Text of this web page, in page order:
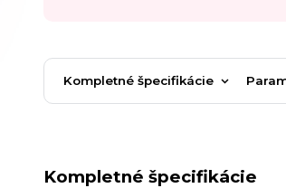
Kompletné špecifikácie
Kompletné špecifikácie